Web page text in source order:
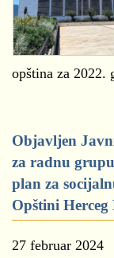
opština za 2022.
Objavljen
za radnu
plan za
Opštini Herceg
27 februar 2024